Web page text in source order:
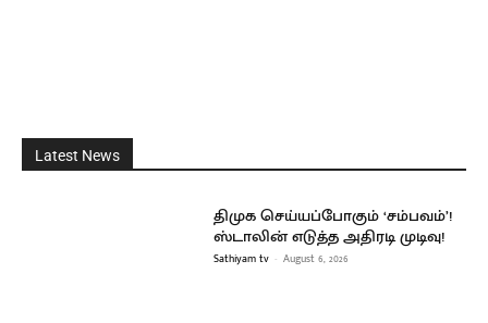
Latest News
திமுக செய்யப்போகும் ‘சம்பவம்’!
ஸ்டாலின் எடுத்த அதிரடி முடிவு!
Sathiyam tv - August 6, 2026